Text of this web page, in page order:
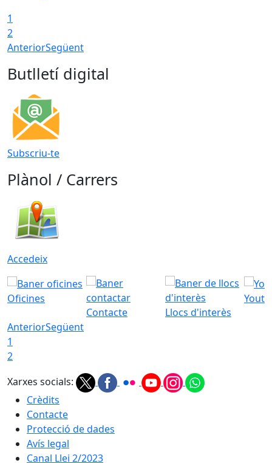
1
2
AnteriorSegüent
Butlletí digital
Subscriu-te
Plànol / Carrers
Accedeix
Oficines
Contacte
Llocs d'interès
AnteriorSegüent
1
2
Xarxes socials:
Crèdits
Contacte
Protecció de dades
Avís legal
Canal Llei 2/2023